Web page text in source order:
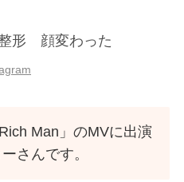
Man」のMVに出演
さんです。